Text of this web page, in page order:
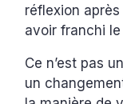
réflexion
avoir franchi
Ce n’est pas
un